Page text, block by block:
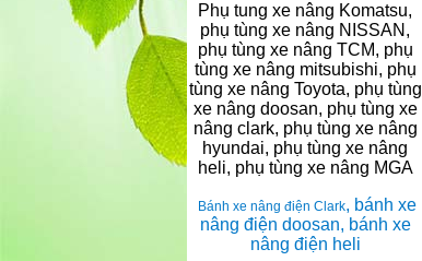
Phụ tung xe nâng Komatsu,
phụ tùng xe nâng NISSAN,
phụ tùng xe nâng TCM, phụ
tùng xe nâng mitsubishi, phụ
tùng xe nâng Toyota, phụ tùng
xe nâng doosan, phụ tùng xe
nâng clark, phụ tùng xe nâng
hyundai, phụ tùng xe nâng
heli, phụ tùng xe nâng MGA
Bánh xe nâng điện Clark, bánh xe
nâng điện doosan, bánh xe
nâng điện heli